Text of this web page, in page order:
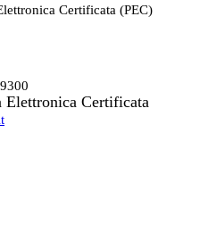
Certificata (PEC)
Elettronica Certificata